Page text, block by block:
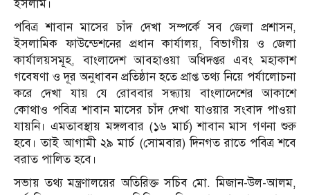
ইসলাম।
পবিত্র শাবান মাসের চাঁদ দেখা সম্পর্কে সব জেলা প্রশাসন,
ইসলামিক ফাউন্ডেশনের প্রধান কার্যালয়, বিভাগীয় ও জেলা
কার্যালয়সমূহ, বাংলাদেশ আবহাওয়া অধিদপ্তর এবং মহাকাশ
গবেষণা ও দূর অনুধাবন প্রতিষ্ঠান হতে প্রাপ্ত তথ্য নিয়ে পর্যালোচনা
করে দেখা যায় যে রোববার সন্ধ্যায় বাংলাদেশের আকাশে
কোথাও পবিত্র শাবান মাসের চাঁদ দেখা যাওয়ার সংবাদ পাওয়া
যায়নি। এমতাবস্থায় মঙ্গলবার (১৬ মার্চ) শাবান মাস গণনা শুরু
হবে। তাই আগামী ২৯ মার্চ (সোমবার) দিনগত রাতে পবিত্র শবে
বরাত পালিত হবে।
সভায় তথ্য মন্ত্রণালয়ের অতিরিক্ত সচিব মো. মিজান-উল-আলম,